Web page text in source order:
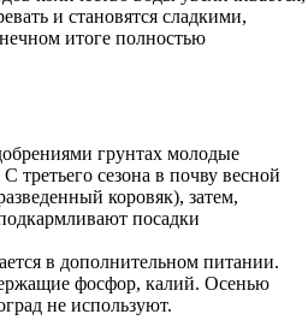
и становятся сладкими,
итоге полностью
грунтах молодые
третьего сезона в почву весной
коровяк), затем,
посадки
в дополнительном питании.
фосфор, калий. Осенью
не используют.